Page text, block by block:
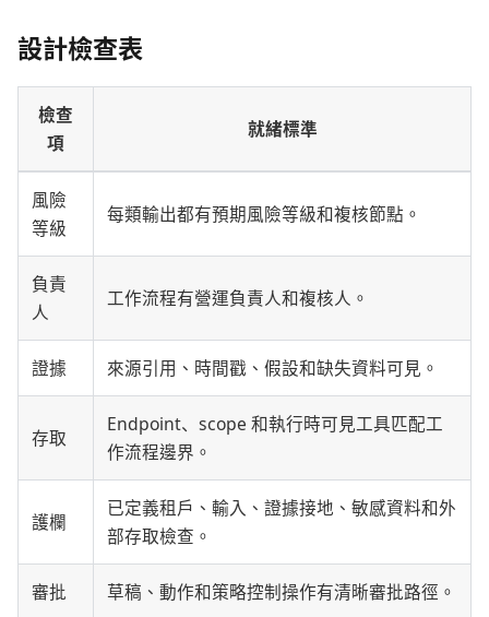
設計檢查表
檢查
項
就緒標準
風險
等級
每類輸出都有預期風險等級和複核節點。
負責
人
工作流程有營運負責人和複核人。
證據 來源引用、時間戳、假設和缺失資料可見。
存取
Endpoint、scope 和執行時可見工具匹配工
作流程邊界。
護欄
已定義租戶、輸入、證據接地、敏感資料和外
部存取檢查。
審批 草稿、動作和策略控制操作有清晰審批路徑。